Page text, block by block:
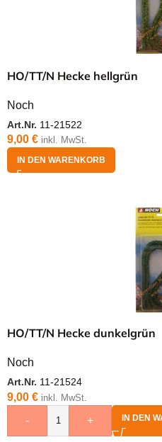
HO/TT/N Hecke hellgrün
Noch
Art.Nr. 11-21522
9,00 € inkl. MwSt.
IN DEN WARENKORB
HO/TT/N Hecke dunkelgrün
Noch
Art.Nr. 11-21524
9,00 € inkl. MwSt.
- + IN DEN